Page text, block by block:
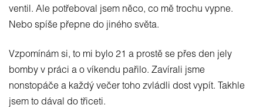
ventil. Ale potřeboval jsem něco, co mě trochu vypne.
Nebo spíše přepne do jiného světa.
Vzpomínám si, to mi bylo 21 a prostě se přes den jely
bomby v práci a o víkendu pařilo. Zavírali jsme
nonstopáče a každý večer toho zvládli dost vypít. Takhle
jsem to dával do třiceti.